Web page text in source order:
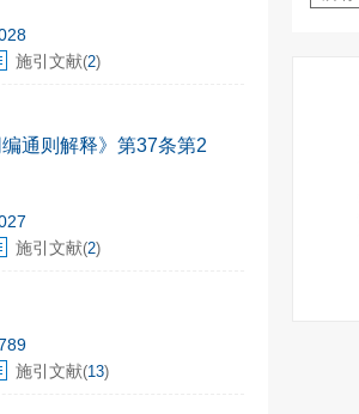
施引文献(2)
通则解释》第37条第2
施引文献(2)
施引文献(13)